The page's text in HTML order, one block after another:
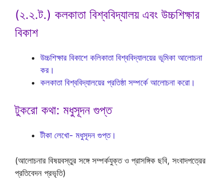
(২.২.ট.) কলকাতা বিশ্ববিদ্যালয় এবং উচ্চশিক্ষার
বিকাশ
উচ্চশিক্ষার বিকাশে কলিকাতা বিশ্ববিদ্যালয়ের ভূমিকা আলোচনা
কর।
কলকাতা বিশ্ববিদ্যালয়ের প্রতিষ্ঠা সম্পর্কে আলোচনা করো।
টুকরো কথা: মধুসূদন গুপ্ত
টীকা লেখো- মধুসূদন গুপ্ত।
(আলোচনার বিষয়বস্তুর সঙ্গে সম্পর্কযুক্ত ও প্রাসঙ্গিক ছবি, সংবাদপত্রের
প্রতিবেদন প্রভৃতি)